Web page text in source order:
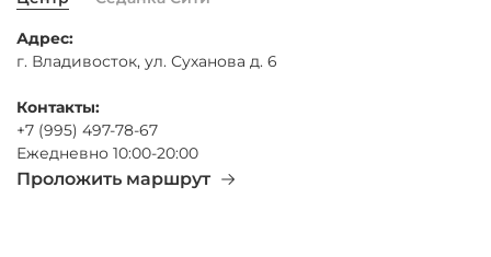
Адрес:
г. Владивосток, ул. Суханова д. 6
Контакты:
+7 (995) 497-78-67
Ежедневно 10:00-20:00
Проложить маршрут